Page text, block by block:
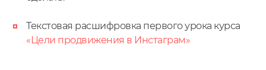
Текстовая расшифровка первого урока курса
«Цели продвижения в Инстаграм»